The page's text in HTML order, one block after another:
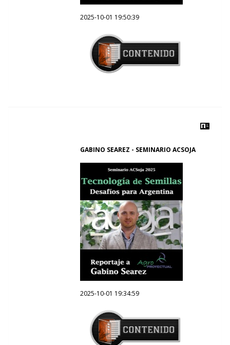
2025-10-01 19:50:39
GABINO SEAREZ - SEMINARIO ACSOJA
2025-10-01 19:34:59